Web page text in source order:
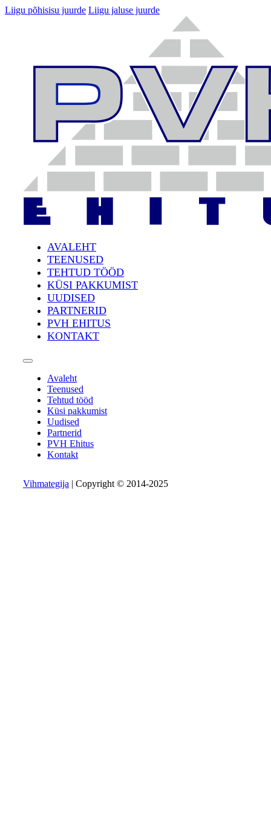
Liigu põhisisu juurde Liigu jaluse juurde
AVALEHT
TEENUSED
TEHTUD TÖÖD
KÜSI PAKKUMIST
UUDISED
PARTNERID
PVH EHITUS
KONTAKT
Avaleht
Teenused
Tehtud tööd
Küsi pakkumist
Uudised
Partnerid
PVH Ehitus
Kontakt
Vihmategija | Copyright © 2014-2025